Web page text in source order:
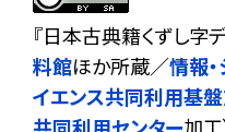
『日本古典籍くずし字
料館ほか所蔵／情報
イエンス共同利用基